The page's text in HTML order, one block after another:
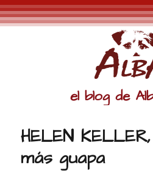
el blog de
HELEN
más guapa